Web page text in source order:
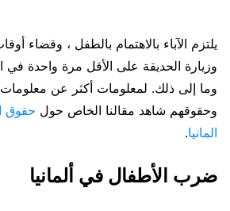
يلتزم الآباء بالاهتمام بالطفل ، وقضاء
وزيارة الحديقة على الأقل مرة واحدة في
وما إلى ذلك. لمعلومات أكثر عن معلومات
وحقوقهم شاهد مقالنا الخاص حول حقوق
المانيا.
ضرب الأطفال في ألمانيا